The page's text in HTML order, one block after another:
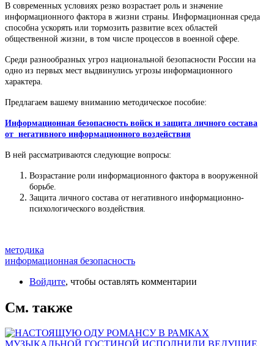
В современных условиях резко возрастает роль и значение
информационного фактора в жизни страны. Информационная среда
способна ускорять или тормозить развитие всех областей
общественной жизни, в том числе процессов в военной сфере.
Среди разнообразных угроз национальной безопасности России на
одно из первых мест выдвинулись угрозы информационного
характера.
Предлагаем вашему вниманию методическое пособие:
Информационная безопасность войск и защита личного состава
от негативного информационного воздействия
В ней рассматриваются следующие вопросы:
Возрастание роли информационного фактора в вооруженной
борьбе.
Защита личного состава от негативного информационно-
психологического воздействия.
методика
информационная безопасность
Войдите, чтобы оставлять комментарии
См. также